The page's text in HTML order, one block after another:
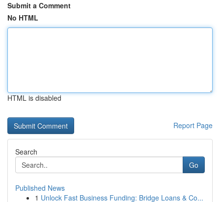
Submit a Comment
No HTML
HTML is disabled
Report Page
Search
Go
Published News
1 Unlock Fast Business Funding: Bridge Loans & Co...